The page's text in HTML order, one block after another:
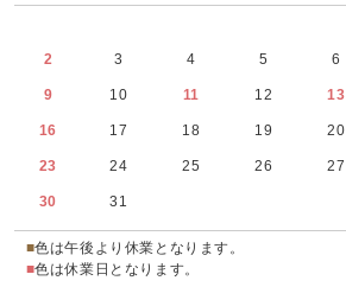
2 3 4 5 6
9 10 11 12 13
16 17 18 19 20
23 24 25 26 27
30 31
■色は午後より休業となります。
■色は休業日となります。